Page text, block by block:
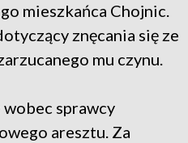
mieszkańca Chojnic.
znęcania się ze
mu czynu.
sprawcy
aresztu. Za